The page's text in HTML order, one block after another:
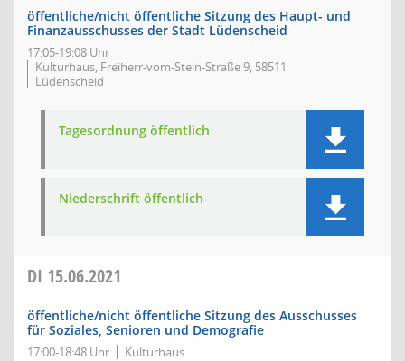
öffentliche/nicht öffentliche Sitzung des Haupt- und
Finanzausschusses der Stadt Lüdenscheid
17:05-19:08 Uhr
Kulturhaus, Freiherr-vom-Stein-Straße 9, 58511
Lüdenscheid
Tagesordnung öffentlich
Niederschrift öffentlich
DI 15.06.2021
öffentliche/nicht öffentliche Sitzung des Ausschusses
für Soziales, Senioren und Demografie
17:00-18:48 Uhr Kulturhaus